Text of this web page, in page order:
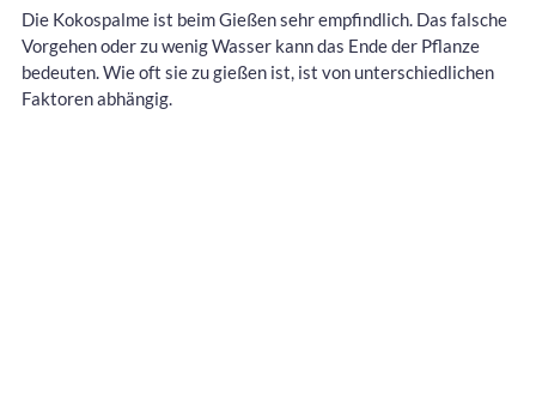
Die Kokospalme ist beim Gießen sehr empfindlich. Das falsche
Vorgehen oder zu wenig Wasser kann das Ende der Pflanze
bedeuten. Wie oft sie zu gießen ist, ist von unterschiedlichen
Faktoren abhängig.